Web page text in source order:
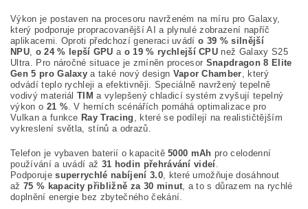
Výkon je postaven na procesoru navrženém na míru pro Galaxy,
který podporuje propracovanější AI a plynulé zobrazení napříč
aplikacemi. Oproti předchozí generaci uvádí o 39 % silnější
NPU, o 24 % lepší GPU a o 19 % rychlejší CPU než Galaxy S25
Ultra. Pro náročné situace je zmíněn procesor Snapdragon 8 Elite
Gen 5 pro Galaxy a také nový design Vapor Chamber , který
odvádí teplo rychleji a efektivněji. Speciálně navržený tepelně
vodivý materiál TIM a vylepšený chladicí systém zvyšují tepelný
výkon o 21 %. V herních scénářích pomáhá optimalizace pro
Vulkan a funkce Ray Tracing
, které se podílejí na realističtějším
vykreslení světla, stínů a odrazů.
Telefon je vybaven baterií o kapacitě 5000 mAh pro celodenní
používání a uvádí až 31 hodin přehrávání videí
Podporuje superrychlé nabíjení 3.0, které umožňuje dosáhnout
až 75 % kapacity přibližně za 30 minut , a to s důrazem na rychlé
doplnění energie bez zbytečného čekání.